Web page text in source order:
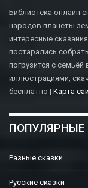
Библиотека онлайн
народов планеты
интересные
постарались
погрузится с
иллюстрациями,
бесплатно | Карта
ПОПУЛЯРНЫЕ
Разные сказки
Русские сказки